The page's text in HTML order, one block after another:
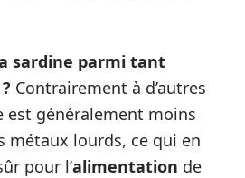
sardine parmi tant
Contrairement à d’autres
est généralement moins
métaux lourds, ce qui en
pour l’alimentation de